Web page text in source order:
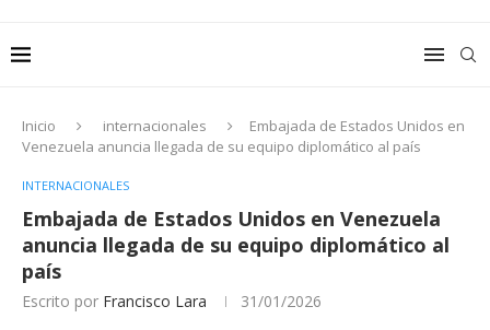
Inicio internacionales
Embajada de Estados Unidos en
Venezuela anuncia llegada de su equipo diplomático al país
INTERNACIONALES
Embajada de Estados Unidos en Venezuela
anuncia llegada de su equipo diplomático al
país
Escrito por Francisco Lara 31/01/2026